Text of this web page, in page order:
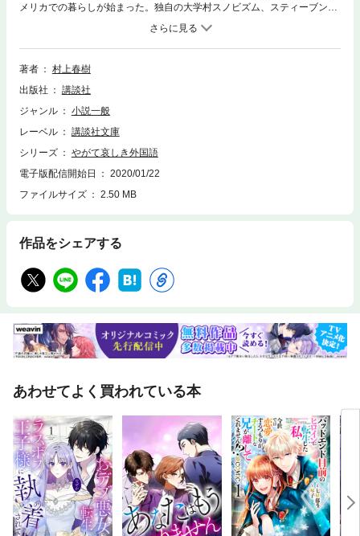
メリカでの暮らしが始まった。独自の大学村スノビズム、スティーブン・
キング的アメリカ郊外事情、本場でジャズについて思うこと、フェミニズ
ムをめぐる考察、海外で深く悩まされる床屋問題――。『国境の南、太陽
の西』と『ねじまき鳥クロニクル』を執筆した二年あまりをつづった、十
六通のプリンストン便り。
著者
村上春樹
出版社
講談社
ジャンル
小説一般
レーベル
講談社文庫
シリーズ
やがて哀しき外国語
電子版配信開始日
2020/01/22
ファイルサイズ
2.50 MB
作品をシェアする
あわせてよく買われている本